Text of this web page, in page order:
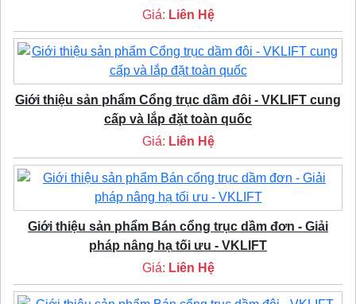
Giá: Liên Hệ
Giới thiệu sản phẩm Cổng trục dầm đôi - VKLIFT cung
cấp và lắp đặt toàn quốc
Giá: Liên Hệ
Giới thiệu sản phẩm Bán cổng trục dầm đơn - Giải
pháp nâng hạ tối ưu - VKLIFT
Giá: Liên Hệ